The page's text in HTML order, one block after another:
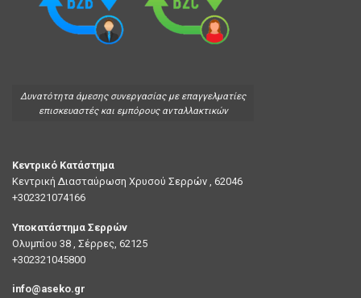
Δυνατότητα άμεσης συνεργασίας με επαγγελματίες
επισκευαστές και εμπόρους ανταλλακτικών
Κεντρικό Κατάστημα
Κεντρική Διασταύρωση Χρυσού Σερρών , 62046
+302321074166
Υποκατάστημα Σερρών
Ολυμπίου 38 , Σέρρες, 62125
+302321045800
info@aseko.gr